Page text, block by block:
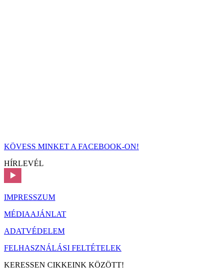
KÖVESS MINKET A FACEBOOK-ON!
HÍRLEVÉL
IMPRESSZUM
MÉDIAAJÁNLAT
ADATVÉDELEM
FELHASZNÁLÁSI FELTÉTELEK
KERESSEN CIKKEINK KÖZÖTT!